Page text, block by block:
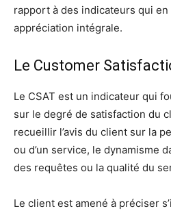
rapport à des indicateurs qui
appréciation intégrale.
Le Customer
Le CSAT est un indicateur qui
sur le degré de satisfaction du
recueillir l’avis du client sur la
ou d’un service, le dynamisme
des requêtes ou la qualité du
Le client est amené à préciser